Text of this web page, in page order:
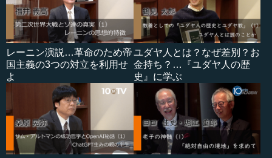
レーニン演説…革命のため帝
国主義の3つの対立を利用せ
よ
ユダヤ人とは？なぜ差別？お
金持ち？…『ユダヤ人の歴
史』に学ぶ